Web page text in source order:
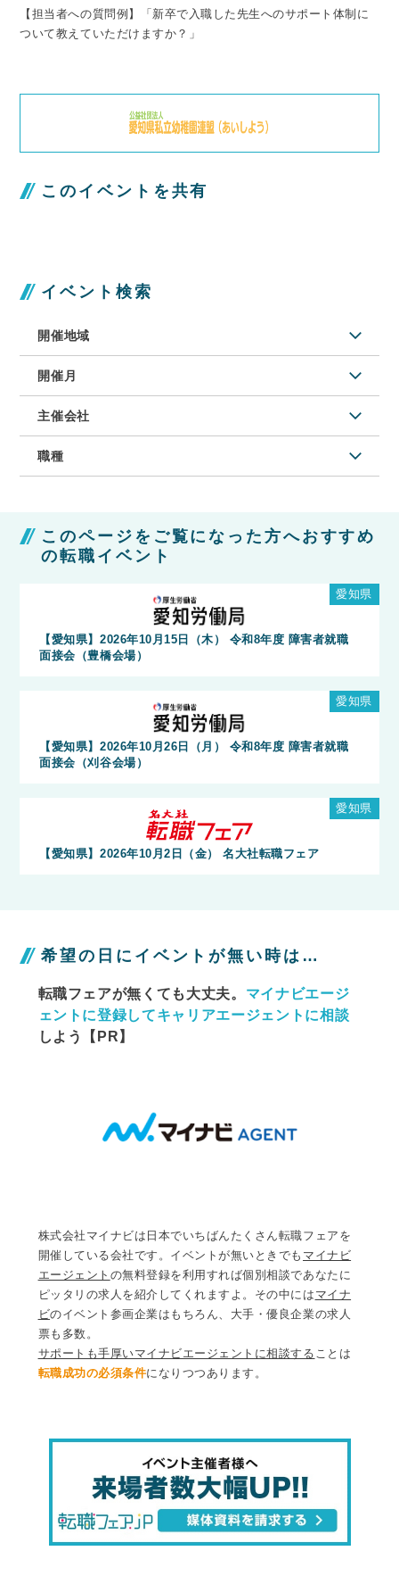
【担当者への質問例】「新卒で入職した先生へのサポート体制に
ついて教えていただけますか？」
このイベントを共有
イベント検索
開催地域
開催月
主催会社
職種
このページをご覧になった方へおすすめ
の転職イベント
【愛知県】2026年10月15日（木） 令和8年度 障害者就職
面接会（豊橋会場）
愛知県
【愛知県】2026年10月26日（月） 令和8年度 障害者就職
面接会（刈谷会場）
愛知県
【愛知県】2026年10月2日（金） 名大社転職フェア
愛知県
希望の日にイベントが無い時は…
転職フェアが無くても大丈夫。 マイナビエージ
ェントに登録してキャリアエージェントに相談
しよう【PR】
株式会社マイナビは日本でいちばんたくさん転職フェアを
開催している会社です。イベントが無いときでも マイナビ
エージェント の無料登録を利用すれば個別相談であなたに
ピッタリの求人を紹介してくれますよ。その中には マイナ
ビのイベント参画企業はもちろん、大手・優良企業の求人
票も多数。
サポートも手厚いマイナビエージェントに相談する ことは
転職成功の必須条件になりつつあります。